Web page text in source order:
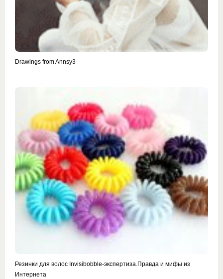
Drawings from Annsy3
Резинки для волос Invisibobble-экспертиза.Правда и мифы из
Интернета